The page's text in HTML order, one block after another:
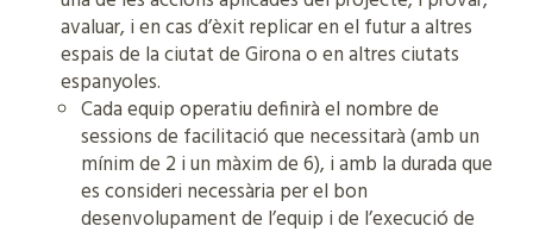
avaluar, i en cas d’èxit replicar en el futur a altres
espais de la ciutat de Girona o en altres ciutats
espanyoles.
Cada equip operatiu definirà el nombre de
sessions de facilitació que necessitarà (amb un
mínim de 2 i un màxim de 6), i amb la durada que
es consideri necessària per el bon
desenvolupament de l’equip i de l’execució de